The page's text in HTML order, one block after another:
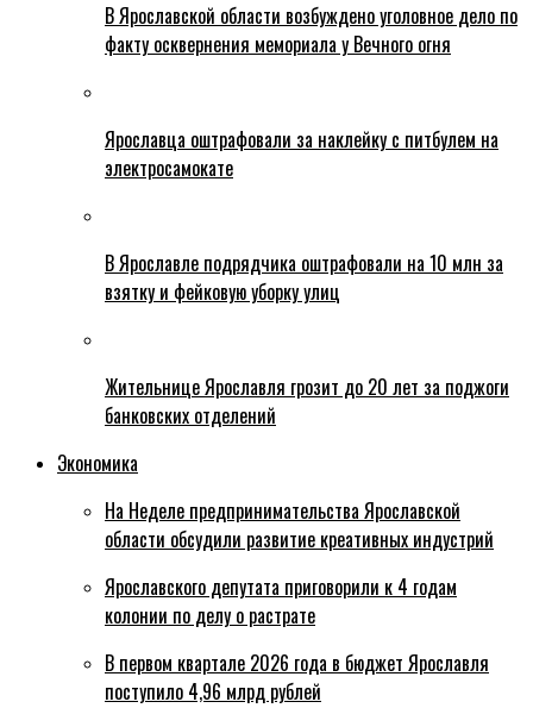
В Ярославской области возбуждено уголовное дело по
факту осквернения мемориала у Вечного огня
Ярославца оштрафовали за наклейку с питбулем на
электросамокате
В Ярославле подрядчика оштрафовали на 10 млн за
взятку и фейковую уборку улиц
Жительнице Ярославля грозит до 20 лет за поджоги
банковских отделений
Экономика
На Неделе предпринимательства Ярославской
области обсудили развитие креативных индустрий
Ярославского депутата приговорили к 4 годам
колонии по делу о растрате
В первом квартале 2026 года в бюджет Ярославля
поступило 4,96 млрд рублей